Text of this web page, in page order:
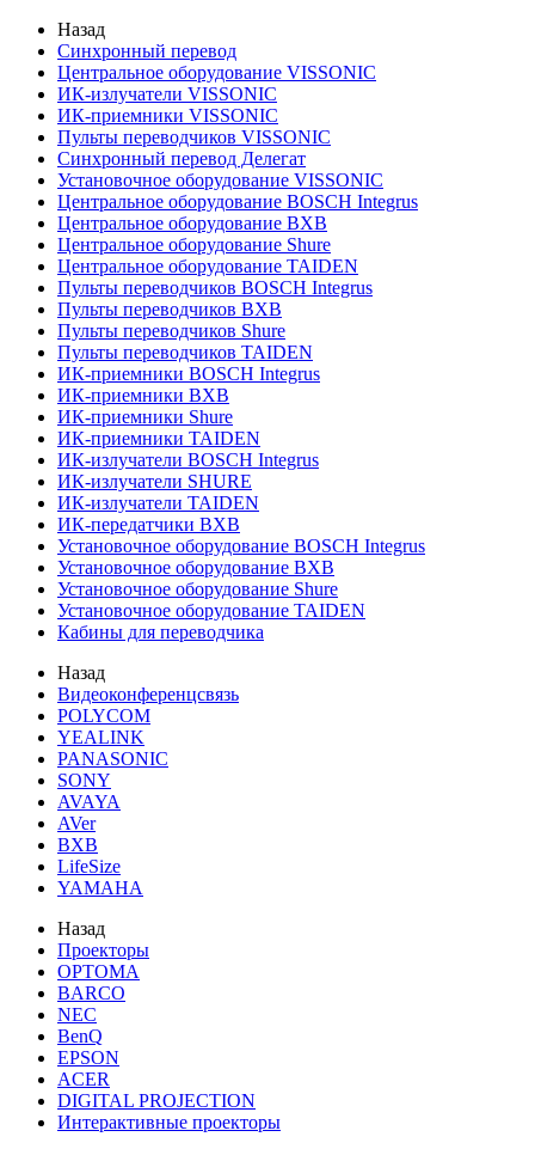
Назад
Синхронный перевод
Центральное оборудование VISSONIC
ИК-излучатели VISSONIC
ИК-приемники VISSONIC
Пульты переводчиков VISSONIC
Синхронный перевод Делегат
Установочное оборудование VISSONIC
Центральное оборудование BOSCH Integrus
Центральное оборудование BXB
Центральное оборудование Shure
Центральное оборудование TAIDEN
Пульты переводчиков BOSCH Integrus
Пульты переводчиков BXB
Пульты переводчиков Shure
Пульты переводчиков TAIDEN
ИК-приемники BOSCH Integrus
ИК-приемники BXB
ИК-приемники Shure
ИК-приемники TAIDEN
ИК-излучатели BOSCH Integrus
ИК-излучатели SHURE
ИК-излучатели TAIDEN
ИК-передатчики BXB
Установочное оборудование BOSCH Integrus
Установочное оборудование BXB
Установочное оборудование Shure
Установочное оборудование TAIDEN
Кабины для переводчика
Назад
Видеоконференцсвязь
POLYCOM
YEALINK
PANASONIC
SONY
AVAYA
AVer
BXB
LifeSize
YAMAHA
Назад
Проекторы
OPTOMA
BARCO
NEC
BenQ
EPSON
ACER
DIGITAL PROJECTION
Интерактивные проекторы